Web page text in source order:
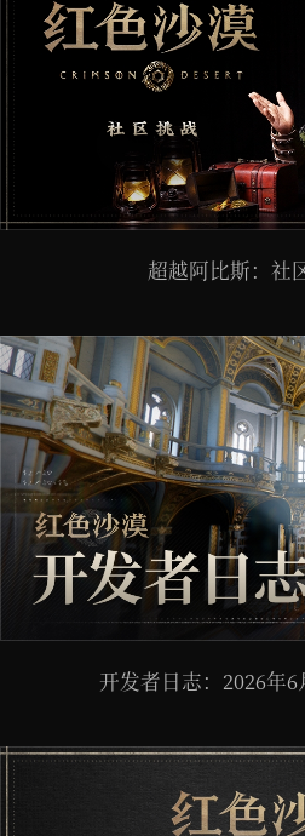
超越阿比斯：社
开发者日志：2026年